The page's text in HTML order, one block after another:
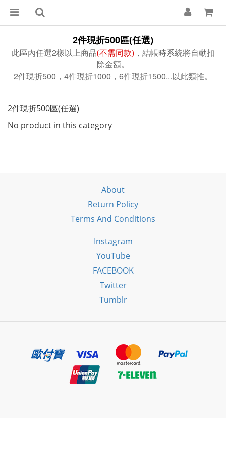
2件現折500區(任選)
此區內任選2樣以上商品(不需同款) ，結帳時系統將自動扣
除金額。
2件現折500 ， 4件現折1000 ， 6件現折1500...以此類推。
2件現折500區(任選)
No product in this category
About
Return Policy
Terms And Conditions
Instagram
YouTube
FACEBOOK
Twitter
Tumblr